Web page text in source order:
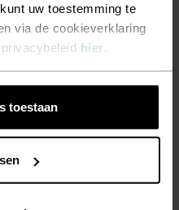
uw toestemming te
via de cookieverklaring
hier .
toestaan
Warm
% %
Zeroweight Warm Hardloop